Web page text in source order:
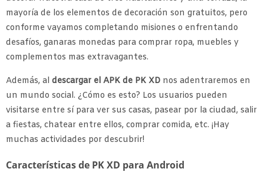
mayoría de los elementos de decoración son gratuitos, pero
conforme vayamos completando misiones o enfrentando
desafíos, ganaras monedas para comprar ropa, muebles y
complementos mas extravagantes.
Además, al descargar el APK de PK XD nos adentraremos en
un mundo social. ¿Cómo es esto? Los usuarios pueden
visitarse entre sí para ver sus casas, pasear por la ciudad, salir
a fiestas, chatear entre ellos, comprar comida, etc. ¡Hay
muchas actividades por descubrir!
Características de PK XD para Android